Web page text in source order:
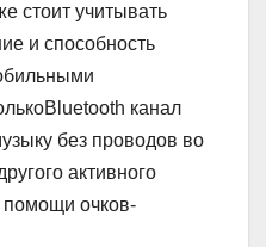
стоит учитывать
и способность
канал
без проводов во
активного
очков-